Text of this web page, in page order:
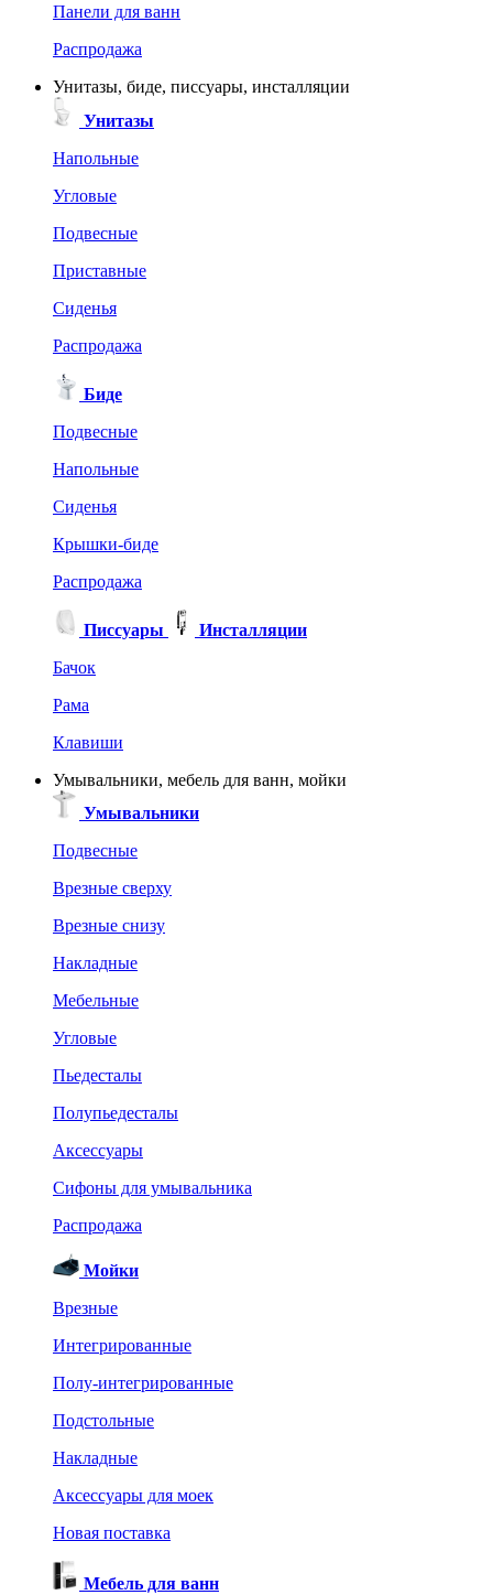
Панели для ванн
Распродажа
Унитазы, биде, писсуары, инсталляции
Унитазы
Напольные
Угловые
Подвесные
Приставные
Сиденья
Распродажа
Биде
Подвесные
Напольные
Сиденья
Крышки-биде
Распродажа
Писсуары
Инсталляции
Бачок
Рама
Клавиши
Умывальники, мебель для ванн, мойки
Умывальники
Подвесные
Врезные сверху
Врезные снизу
Накладные
Мебельные
Угловые
Пьедесталы
Полупьедесталы
Аксессуары
Сифоны для умывальника
Распродажа
Мойки
Врезные
Интегрированные
Полу-интегрированные
Подстольные
Накладные
Аксессуары для моек
Новая поставка
Мебель для ванн